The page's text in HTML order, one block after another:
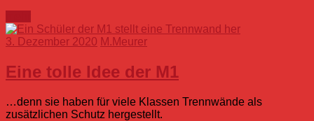
3. Dezember 2020 M.Meurer
Eine tolle Idee der M1
…denn sie haben für viele Klassen Trennwände als
zusätzlichen Schutz hergestellt.